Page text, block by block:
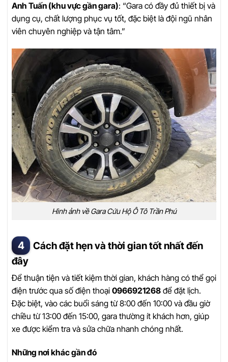
Anh Tuấn (khu vực gần gara): “Gara có đầy đủ thiết bị và
dụng cụ, chất lượng phục vụ tốt, đặc biệt là đội ngũ nhân
viên chuyên nghiệp và tận tâm.”
Hình ảnh về Gara Cứu Hộ Ô Tô Trần Phú
Cách đặt hẹn và thời gian tốt nhất đến
đây
Để thuận tiện và tiết kiệm thời gian, khách hàng có thể gọi
điện trước qua số điện thoại 0966921268 để đặt lịch.
Đặc biệt, vào các buổi sáng từ 8:00 đến 10:00 và đầu giờ
chiều từ 13:00 đến 15:00, gara thường ít khách hơn, giúp
xe được kiểm tra và sửa chữa nhanh chóng nhất.
Những nơi khác gần đó